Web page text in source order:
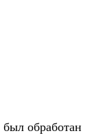
обработан